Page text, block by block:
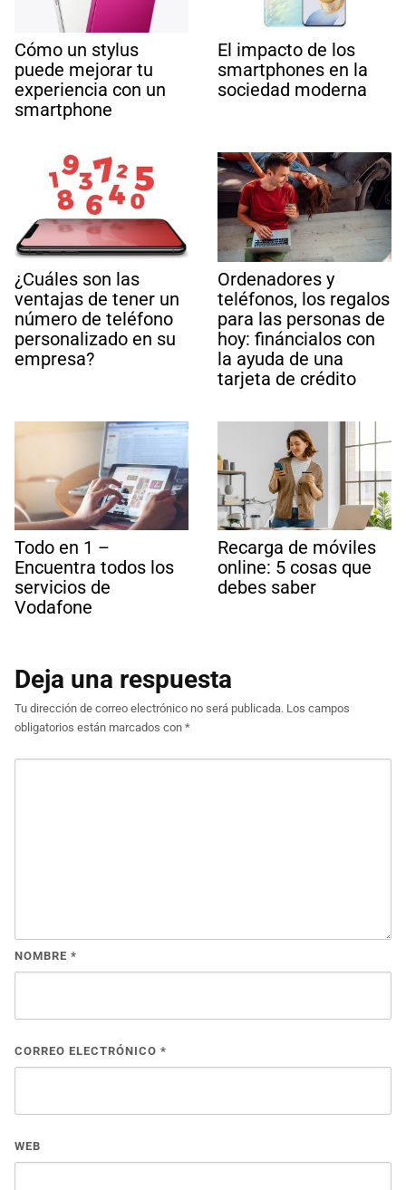
Cómo un stylus
puede mejorar tu
experiencia con un
smartphone
El impacto de los
smartphones en la
sociedad moderna
¿Cuáles son las
ventajas de tener un
número de teléfono
personalizado en su
empresa?
Ordenadores y
teléfonos, los regalos
para las personas de
hoy: fináncialos con
la ayuda de una
tarjeta de crédito
Todo en 1 –
Encuentra todos los
servicios de
Vodafone
Recarga de móviles
online: 5 cosas que
debes saber
Deja una respuesta
Tu dirección de correo electrónico no será publicada. Los campos
obligatorios están marcados con *
NOMBRE *
CORREO ELECTRÓNICO *
WEB